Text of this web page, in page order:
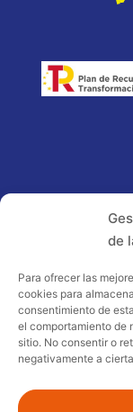
de
Para ofrecer las
cookies para
consentimiento de
el comportamiento de
sitio. No consentir o
negativamente a